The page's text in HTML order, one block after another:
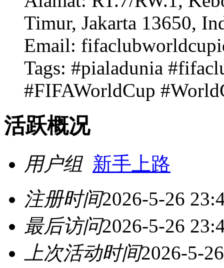
Timur, Jakarta 13650,
Email:
Tags: #pialadunia
#FIFAWorldCup
活跃概况
用户组 新手上路
注册时间2026-5-26
最后访问2026-5-26
上次活动时间2026-5-